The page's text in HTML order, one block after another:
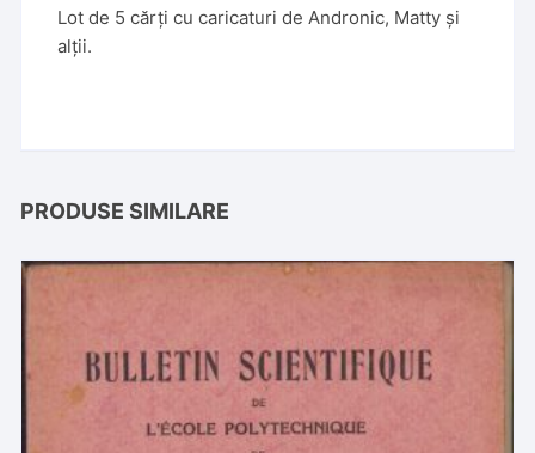
Lot de 5 cărți cu caricaturi de Andronic, Matty și
alții.
PRODUSE SIMILARE